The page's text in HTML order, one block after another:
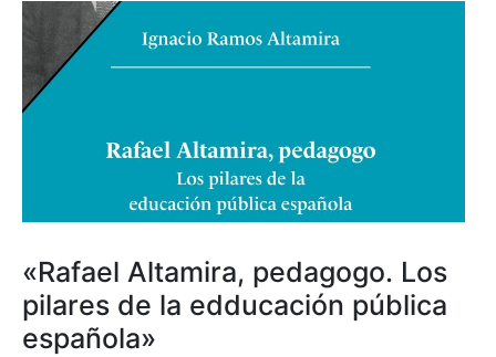
«Rafael Altamira, pedagogo. Los
pilares de la edducación pública
española»